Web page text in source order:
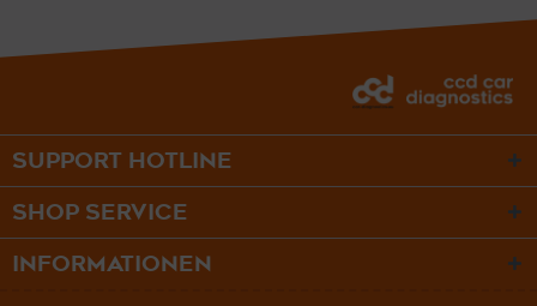
SUPPORT HOTLINE
SHOP SERVICE
INFORMATIONEN